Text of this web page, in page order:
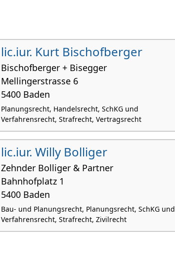
lic.iur. Kurt Bischofberger
Bischofberger + Bisegger
Mellingerstrasse 6
5400 Baden
Planungsrecht, Handelsrecht, SchKG und
Verfahrensrecht, Strafrecht, Vertragsrecht
lic.iur. Willy Bolliger
Zehnder Bolliger & Partner
Bahnhofplatz 1
5400 Baden
Bau- und Planungsrecht, Planungsrecht, SchKG und
Verfahrensrecht, Strafrecht, Zivilrecht